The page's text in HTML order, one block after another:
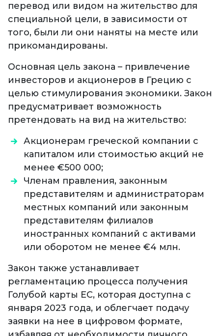
перевод или видом на жительство для
специальной цели, в зависимости от
того, были ли они наняты на месте или
прикомандированы.
Основная цель закона – привлечение
инвесторов и акционеров в Грецию с
целью стимулирования экономики. Закон
предусматривает возможность
претендовать на вид на жительство:
Акционерам греческой компании с
капиталом или стоимостью акций не
менее €500 000;
Членам правления, законным
представителям и администраторам
местных компаний или законным
представителям филиалов
иностранных компаний с активами
или оборотом не менее €4 млн.
Закон также устанавливает
регламентацию процесса получения
Голубой карты ЕС, которая доступна с
января 2023 года, и облегчает подачу
заявки на нее в цифровом формате,